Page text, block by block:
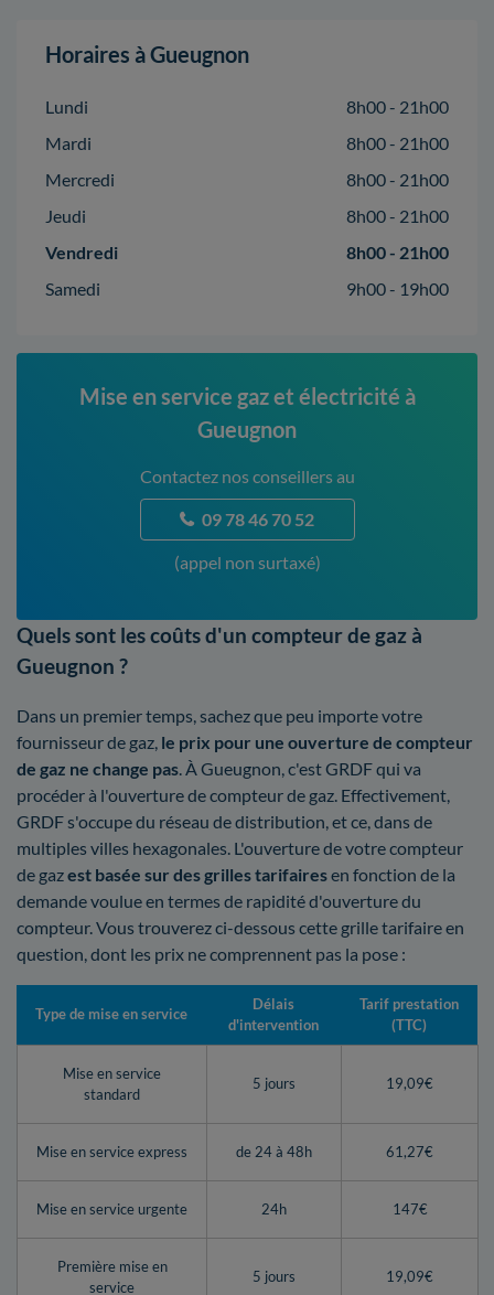
Horaires à Gueugnon
Lundi
8h00 - 21h00
Mardi
8h00 - 21h00
Mercredi
8h00 - 21h00
Jeudi
8h00 - 21h00
Vendredi
8h00 - 21h00
Samedi
9h00 - 19h00
Mise en service gaz et électricité à
Gueugnon
Contactez nos conseillers au
09 78 46 70 52
(appel non surtaxé)
Quels sont les coûts d'un compteur de gaz à
Gueugnon ?
Dans un premier temps, sachez que peu importe votre
fournisseur de gaz, le prix pour une ouverture de compteur
de gaz ne change pas. À Gueugnon, c'est GRDF qui va
procéder à l'ouverture de compteur de gaz. Effectivement,
GRDF s'occupe du réseau de distribution, et ce, dans de
multiples villes hexagonales. L'ouverture de votre compteur
de gazest basée sur des grilles tarifairesen fonction de la
demande voulue en termes de rapidité d'ouverture du
compteur. Vous trouverez ci-dessous cette grille tarifaire en
question, dont les prix ne comprennent pas la pose :
Type de mise en service
Délais
d'intervention
Tarif prestation
(TTC)
Mise en service
standard
5 jours 19,09€
Mise en service express de 24 à 48h 61,27€
Mise en service urgente 24h 147€
Première mise en
service
5 jours 19,09€